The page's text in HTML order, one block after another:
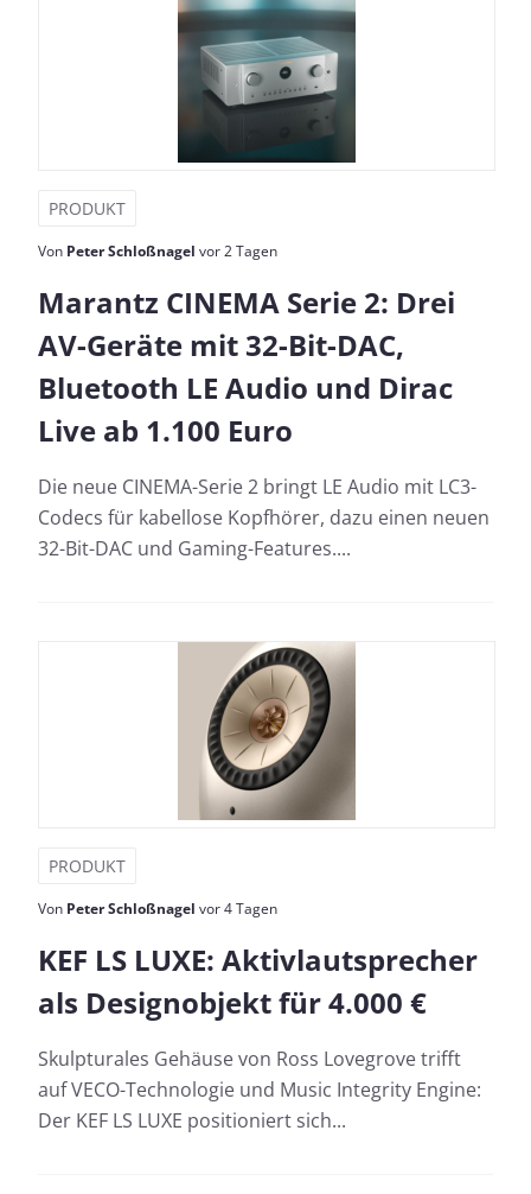
PRODUKT
Von Peter Schloßnagel vor 2 Tagen
Marantz CINEMA Serie 2: Drei
AV-Geräte mit 32-Bit-DAC,
Bluetooth LE Audio und Dirac
Live ab 1.100 Euro
Die neue CINEMA-Serie 2 bringt LE Audio mit LC3-
Codecs für kabellose Kopfhörer, dazu einen neuen
32-Bit-DAC und Gaming-Features....
PRODUKT
Von Peter Schloßnagel vor 4 Tagen
KEF LS LUXE: Aktivlautsprecher
als Designobjekt für 4.000 €
Skulpturales Gehäuse von Ross Lovegrove trifft
auf VECO-Technologie und Music Integrity Engine:
Der KEF LS LUXE positioniert sich...